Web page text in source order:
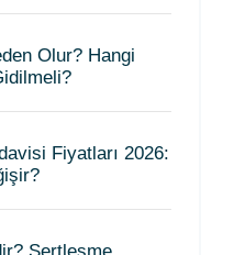
Olur? Hangi
Fiyatları 2026: